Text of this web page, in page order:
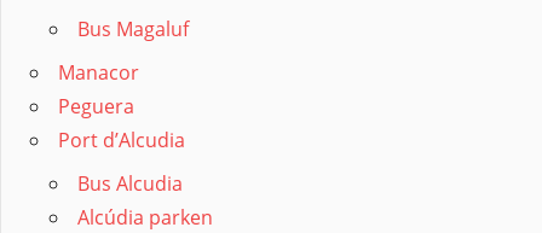
Bus Magaluf
Manacor
Peguera
Port d’Alcudia
Bus Alcudia
Alcúdia parken